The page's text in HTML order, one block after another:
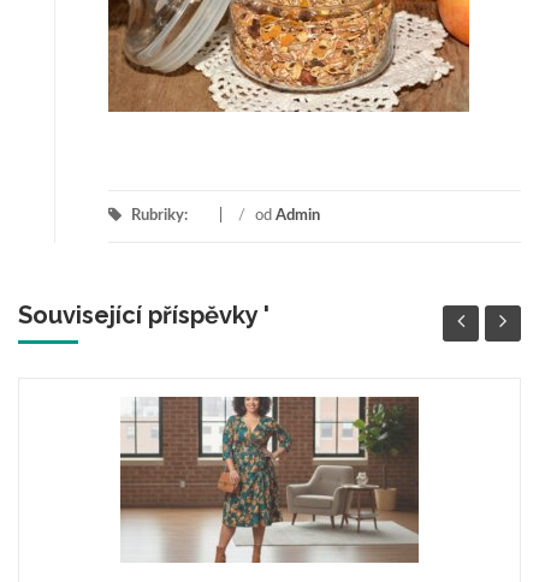
Rubriky: / od Admin
Související příspěvky '